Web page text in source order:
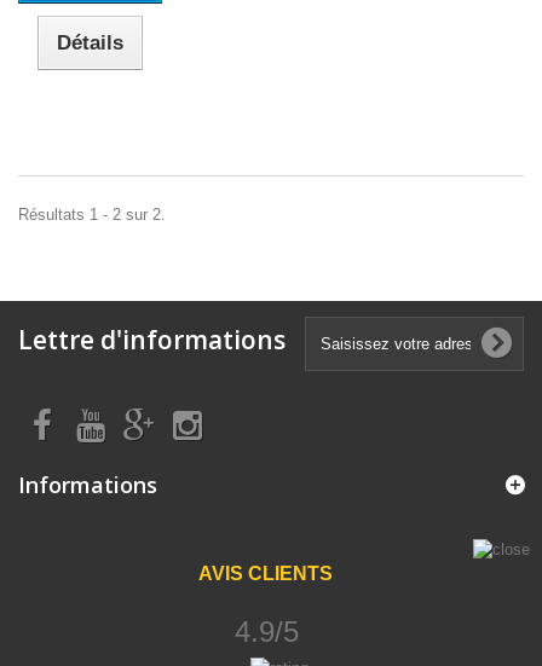
Détails
Résultats 1 - 2 sur 2.
Lettre d'informations
Informations
AVIS CLIENTS
4.9/5